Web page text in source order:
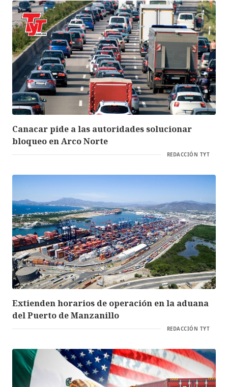
Canacar pide a las autoridades solucionar
bloqueo en Arco Norte
REDACCIÓN TYT
Extienden horarios de operación en la aduana
del Puerto de Manzanillo
REDACCIÓN TYT